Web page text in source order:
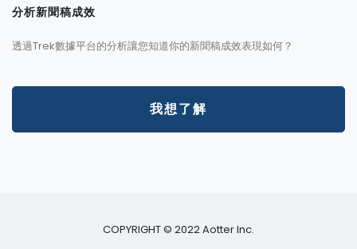
分析新聞稿成效
透過Trek數據平台的分析讓您知道你的新聞稿成效表現如何？
我想了解
COPYRIGHT © 2022 Aotter Inc.